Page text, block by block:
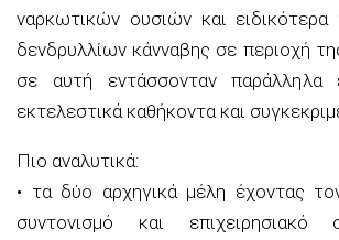
ναρκωτικών ουσιών και ειδικότερα
δενδρυλλίων κάνναβης σε περιοχή
σε αυτή εντάσσονταν
εκτελεστικά καθήκοντα και
Πιο αναλυτικά:
• τα δύο αρχηγικά μέλη έχοντας
συντονισμό και επιχειρησιακό